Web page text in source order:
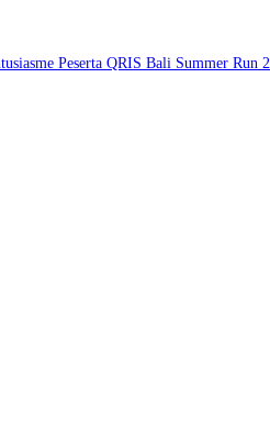
Peserta QRIS Bali Summer Run